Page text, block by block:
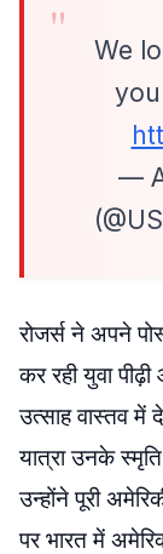
We
—
रोजर्स ने अपने
कर रही युवा
उत्साह वास्तव
यात्रा उनके
उन्होंने पूरी
पर भारत में